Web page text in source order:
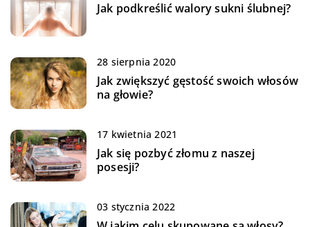
Jak podkreślić walory sukni ślubnej?
28 sierpnia 2020
Jak zwiększyć gęstość swoich włosów
na głowie?
17 kwietnia 2021
Jak się pozbyć złomu z naszej
posesji?
03 stycznia 2022